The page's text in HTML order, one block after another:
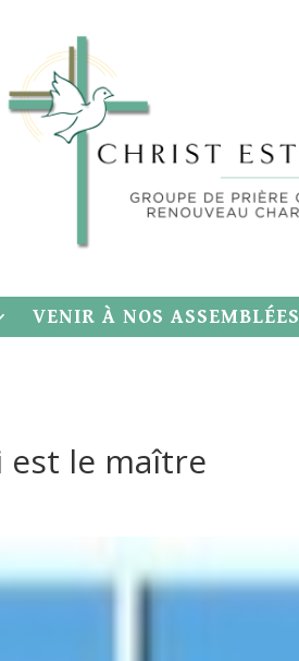
VENIR À NOS ASSEMBLÉES
est le maître